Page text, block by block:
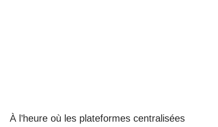
À l’heure où les plateformes centralisées